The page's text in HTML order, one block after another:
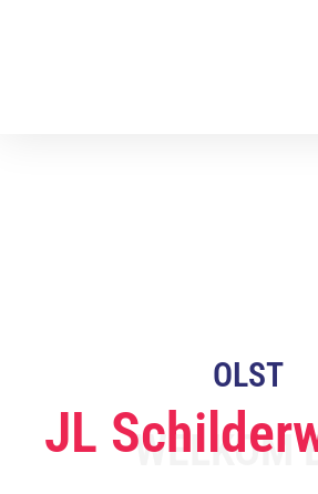
WELKOM
OLST
JL